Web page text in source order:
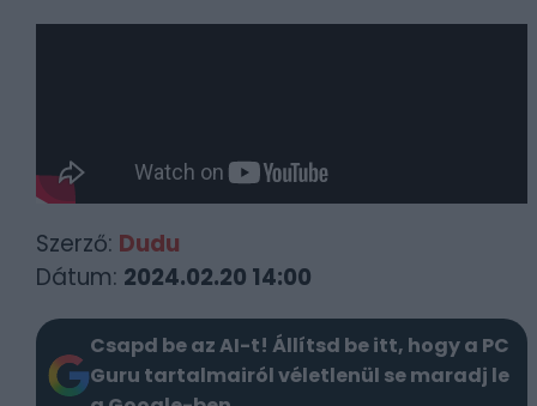
Szerző: Dudu
Dátum: 2024.02.20 14:00
Csapd be az AI-t! Állítsd be itt, hogy a PC
Guru tartalmairól véletlenül se maradj le